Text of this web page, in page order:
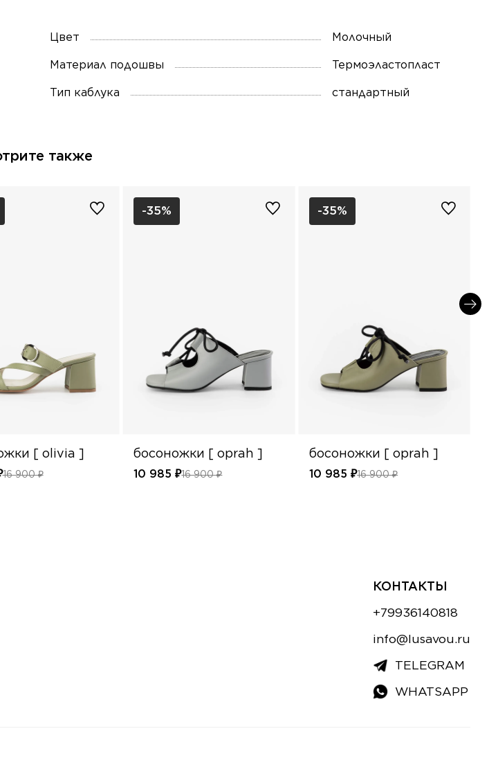
Цвет Молочный
Материал подошвы Термоэластопласт
Тип каблука стандартный
также
[ olivia ]
16 900 ₽
-35%
босоножки [ oprah ]
10 985 ₽16 900 ₽
-35%
босоножки [ oprah ]
10 985 ₽16 900 ₽
КОНТАКТЫ
+79936140818
info@lusavou.ru
TELEGRAM
WHATSAPP